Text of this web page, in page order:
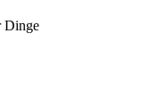
Dinge